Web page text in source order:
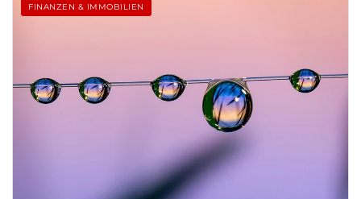
FINANZEN & IMMOBILIEN